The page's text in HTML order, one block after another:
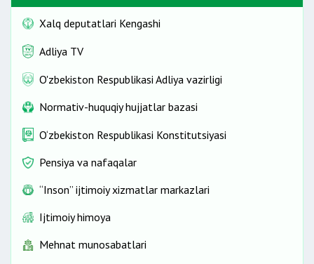
Xalq deputatlari Kengashi
Adliya TV
O'zbekiston Respublikasi Adliya vazirligi
Normativ-huquqiy hujjatlar bazasi
O‘zbekiston Respublikasi Konstitutsiyasi
Pensiya va nafaqalar
“Inson” ijtimoiy xizmatlar markazlari
Ijtimoiy himoya
Mehnat munosabatlari